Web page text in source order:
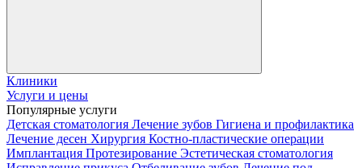
Клиники
Услуги и цены
Популярные услуги
Детская стоматология Лечение зубов Гигиена и профилактика
Лечение десен Хирургия Костно-пластические операции
Имплантация Протезирование Эстетическая стоматология